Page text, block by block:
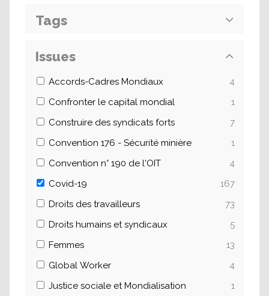
Tags
Issues
Accords-Cadres Mondiaux
4
Confronter le capital mondial
1
Construire des syndicats forts
7
Convention 176 - Sécurité minière
1
Convention n° 190 de l'OIT
4
Covid-19
167
Droits des travailleurs
73
Droits humains et syndicaux
5
Femmes
13
Global Worker
4
Justice sociale et Mondialisation
1